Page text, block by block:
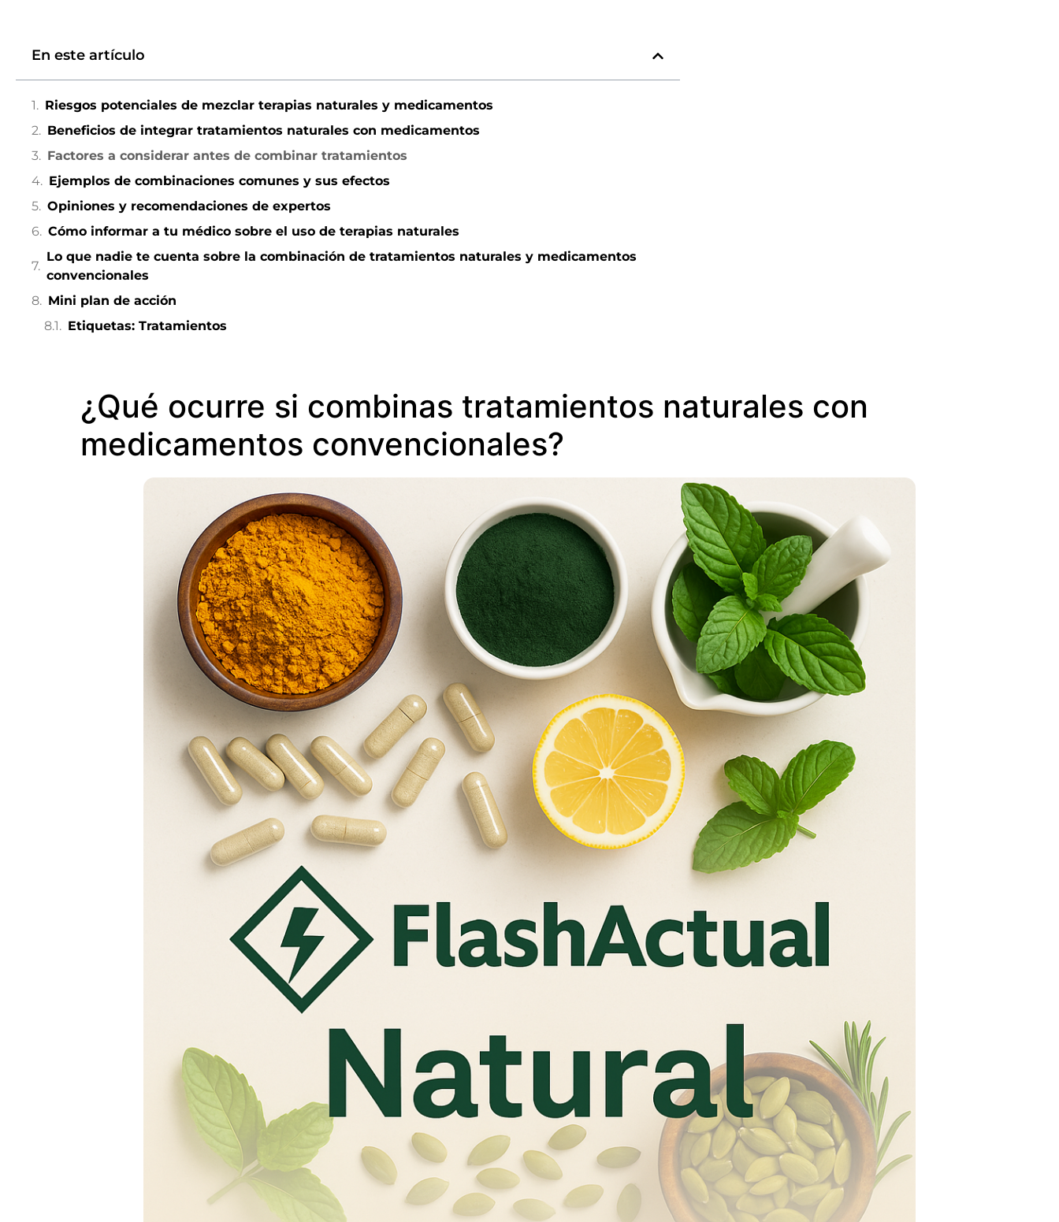
En este artículo
Riesgos potenciales de mezclar terapias naturales y medicamentos
Beneficios de integrar tratamientos naturales con medicamentos
Factores a considerar antes de combinar tratamientos
Ejemplos de combinaciones comunes y sus efectos
Opiniones y recomendaciones de expertos
Cómo informar a tu médico sobre el uso de terapias naturales
Lo que nadie te cuenta sobre la combinación de tratamientos naturales y medicamentos
convencionales
Mini plan de acción
Etiquetas: Tratamientos
¿Qué ocurre si combinas tratamientos naturales con
medicamentos convencionales?